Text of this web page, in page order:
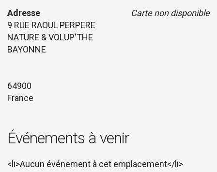
Carte non disponible
Adresse
9 RUE RAOUL PERPERE
NATURE & VOLUP'THE
BAYONNE
64900
France
Événements à venir
<li>Aucun événement à cet emplacement</li>